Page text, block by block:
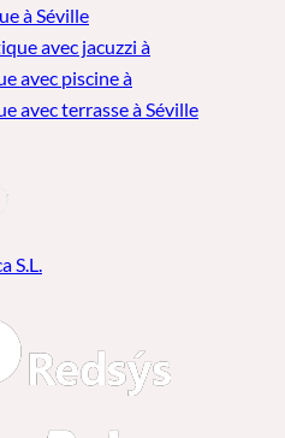
à Séville
avec jacuzzi à
avec piscine à
avec terrasse à Séville
S.L.